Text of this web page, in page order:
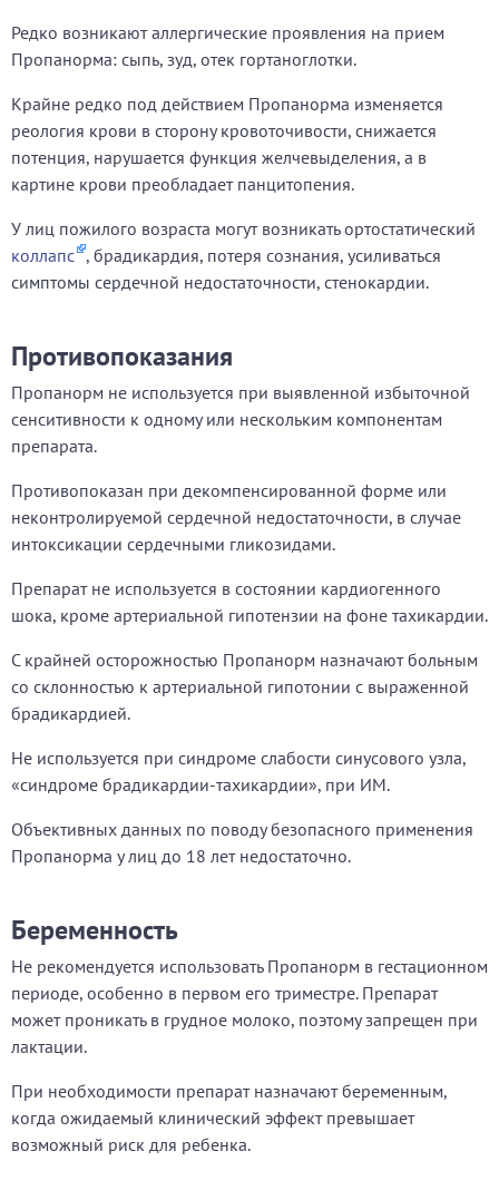
Редко возникают аллергические проявления на прием
Пропанорма: сыпь, зуд, отек гортаноглотки.
Крайне редко под действием Пропанорма изменяется
реология крови в сторону кровоточивости, снижается
потенция, нарушается функция желчевыделения, а в
картине крови преобладает панцитопения.
У лиц пожилого возраста могут возникать ортостатический
коллапс , брадикардия, потеря сознания, усиливаться
симптомы сердечной недостаточности, стенокардии.
Противопоказания
Пропанорм не используется при выявленной избыточной
сенситивности к одному или нескольким компонентам
препарата.
Противопоказан при декомпенсированной форме или
неконтролируемой сердечной недостаточности, в случае
интоксикации сердечными гликозидами.
Препарат не используется в состоянии кардиогенного
шока, кроме артериальной гипотензии на фоне тахикардии.
С крайней осторожностью Пропанорм назначают больным
со склонностью к артериальной гипотонии с выраженной
брадикардией.
Не используется при синдроме слабости синусового узла,
«синдроме брадикардии-тахикардии», при ИМ.
Объективных данных по поводу безопасного применения
Пропанорма у лиц до 18 лет недостаточно.
Беременность
Не рекомендуется использовать Пропанорм в гестационном
периоде, особенно в первом его триместре. Препарат
может проникать в грудное молоко, поэтому запрещен при
лактации.
При необходимости препарат назначают беременным,
когда ожидаемый клинический эффект превышает
возможный риск для ребенка.